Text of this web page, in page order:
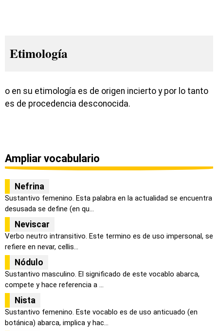
Etimología
o en su etimología es de origen incierto y por lo tanto
es de procedencia desconocida.
Ampliar vocabulario
Nefrina
Sustantivo femenino. Esta palabra en la actualidad se encuentra
desusada se define (en qu...
Neviscar
Verbo neutro intransitivo. Este termino es de uso impersonal, se
refiere en nevar, cellis...
Nódulo
Sustantivo masculino. El significado de este vocablo abarca,
compete y hace referencia a ...
Nista
Sustantivo femenino. Este vocablo es de uso anticuado (en
botánica) abarca, implica y hac...